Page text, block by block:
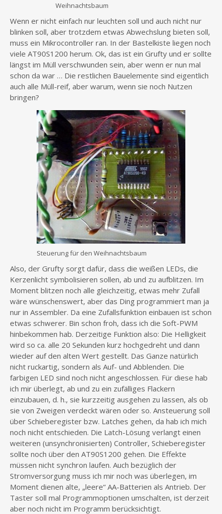
Weihnachtsbaum
Wenn er nicht einfach nur leuchten soll und auch nicht nur
blinken soll, aber trotzdem etwas Abwechslung bieten soll,
muss ein Mikrocontroller ran. In der Bastelkiste liegen noch
viele AT90S1200 herum. Ok, das ist ein Grufty und er sollte
längst im Müll verschwunden sein, aber wenn er nun mal
schon da war … Die restlichen Bauelemente sind eigentlich
auch alle Müll-reif, aber warum, wenn sie noch Nutzen
bringen?
Steuerung für den Weihnachtsbaum
Also, der Grufty sorgt dafür, dass die weißen LEDs, die
Kerzenlicht symbolisieren sollen, ab und zu aufblitzen. Im
Moment blitzen noch alle gleichzeitig, etwas mehr Zufall
wäre wünschenswert, aber das Ding programmiert man ja
nur in Assembler. Da eine Zufallsfunktion einbauen ist schon
etwas schwerer. Bin schon froh, dass ich die Soft-PWM
hinbekommen hab. Derzeitige Funktion also: Die Helligkeit
wird so ca. alle 20 Sekunden kurz hochgedreht und dann
wieder auf den alten Wert gestellt. Das Ganze natürlich
nicht ruckartig, sondern als Auf- und Abblenden. Die
farbigen LED sind noch nicht angeschlossen. Für diese hab
ich mir überlegt, ab und zu ein zufälliges Flackern
einzubauen, d. h., sie kurzzeitig ausgehen zu lassen, als ob
sie von Zweigen verdeckt wären oder so. Ansteuerung soll
über Schieberegister bzw. Latches gehen, da hab ich mich
noch nicht entschieden. Die Latch-Lösung verlangt einen
weiteren (unsynchronisierten) Controller, Schieberegister
sollte noch über den AT90S1200 gehen. Die Effekte
müssen nicht synchron laufen. Auch bezüglich der
Stromversorgung muss ich mir noch was überlegen, im
Moment dienen alte, „leere“ AA-Batterien als Antrieb. Der
Taster soll mal Programmoptionen umschalten, ist derzeit
aber noch nicht im Programm berücksichtigt.